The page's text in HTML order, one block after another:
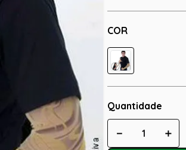
COR
Quantidade
＋
－